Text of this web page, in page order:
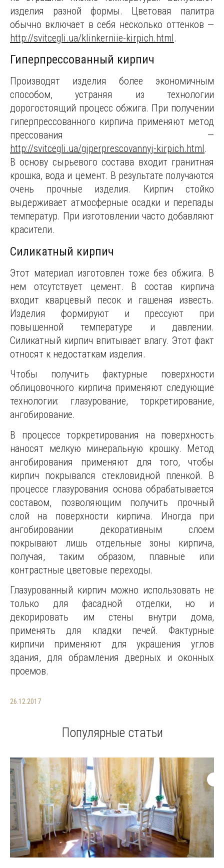
изделия разной формы. Цветовая палитра
обычно включает в себя несколько оттенков —
http://svitcegli.ua/klinkerniie-kirpich.html.
Гиперпрессованный кирпич
Производят изделия более экономичным
способом, устраняя из технологии
дорогостоящий процесс обжига. При получении
гиперпрессованного кирпича применяют метод
прессования —
http://svitcegli.ua/giperprescovannyj-kirpich.html .
В основу сырьевого состава входит гранитная
крошка, вода и цемент. В результате получаются
очень прочные изделия. Кирпич стойко
выдерживает атмосферные осадки и перепады
температур. При изготовлении часто добавляют
красители.
Силикатный кирпич
Этот материал изготовлен тоже без обжига. В
нем отсутствует цемент. В состав кирпича
входит кварцевый песок и гашеная известь.
Изделия формируют и прессуют при
повышенной температуре и давлении.
Силикатный кирпич впитывает влагу. Этот факт
относят к недостаткам изделия.
Чтобы получить фактурные поверхности
облицовочного кирпича применяют следующие
технологии: глазурование, торкретирование,
ангобирование.
В процессе торкретирования на поверхность
наносят мелкую минеральную крошку. Метод
ангобирования применяют для того, чтобы
кирпич покрывался стекловидной пленкой. В
процессе глазурования основа обрабатывается
составом, позволяющим получить прочный
слой на поверхности кирпича. Иногда при
ангобировании декоративным слоем
покрывают лишь отдельные зоны кирпича,
получая, таким образом, плавные или
контрастные цветовые переходы.
Глазурованный кирпич можно использовать не
только для фасадной отделки, но и
декорировать им стены внутри дома,
применять для кладки печей. Фактурные
кирпичи применяют для украшения углов
здания, для обрамления дверных и оконных
проемов.
26.12.2017
Популярные статьи